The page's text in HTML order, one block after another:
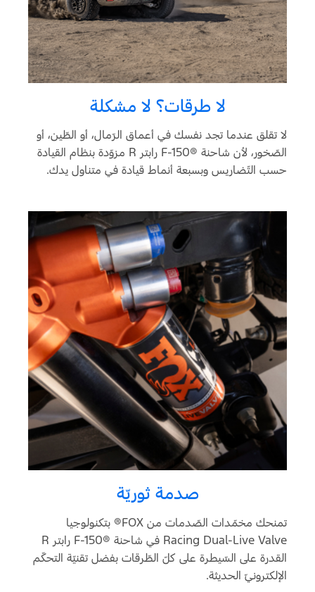
لا طرقات؟ لا مشكلة
لا تقلق عندما تجد نفسك في أعماق الرّمال، أو الطّين، أو
الصّخور، لأن شاحنة F-150®‎ رابتر R مزوّدة بنظام القيادة
حسب التّضاريس وبسبعة أنماط قيادة في متناول يدك.
صدمة ثوريّة
تمنحك مخمّدات الصّدمات من FOX® بتكنولوجيا
Racing Dual-Live Valve في شاحنة F-150®‎ رابتر R
القدرة على السّيطرة على كلّ الطّرقات بفضل تقنيّة التحكّم
الإلكترونيّ الحديثة.